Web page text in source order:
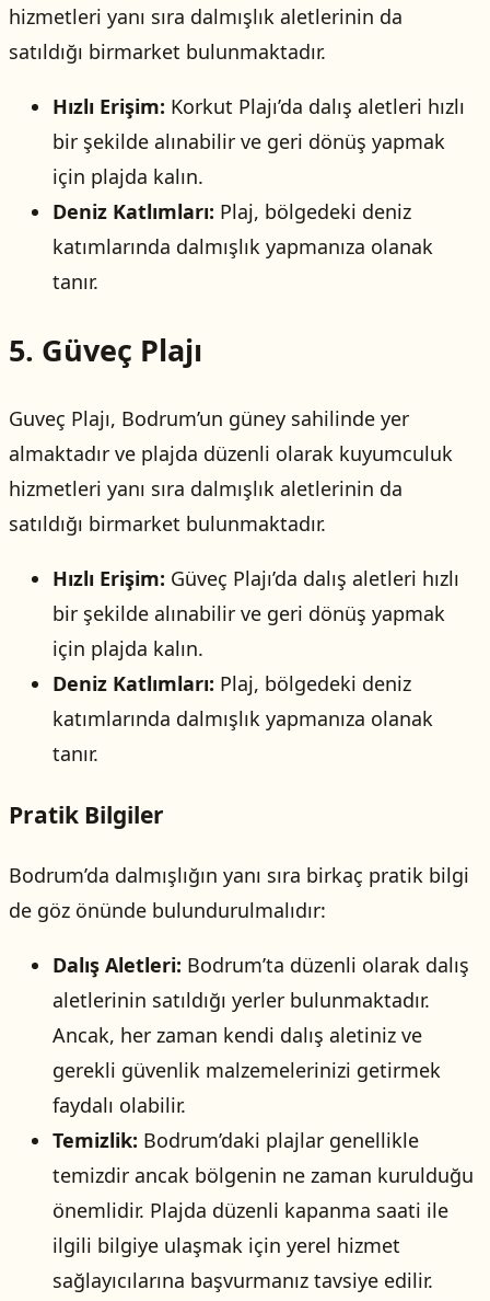
hizmetleri yanı sıra dalmışlık aletlerinin da
satıldığı birmarket bulunmaktadır.
Hızlı Erişim: Korkut Plajı’da dalış aletleri hızlı
bir şekilde alınabilir ve geri dönüş yapmak
için plajda kalın.
Deniz Katlımları: Plaj, bölgedeki deniz
katımlarında dalmışlık yapmanıza olanak
tanır.
5. Güveç Plajı
Guveç Plajı, Bodrum’un güney sahilinde yer
almaktadır ve plajda düzenli olarak kuyumculuk
hizmetleri yanı sıra dalmışlık aletlerinin da
satıldığı birmarket bulunmaktadır.
Hızlı Erişim: Güveç Plajı’da dalış aletleri hızlı
bir şekilde alınabilir ve geri dönüş yapmak
için plajda kalın.
Deniz Katlımları: Plaj, bölgedeki deniz
katımlarında dalmışlık yapmanıza olanak
tanır.
Pratik Bilgiler
Bodrum’da dalmışlığın yanı sıra birkaç pratik bilgi
de göz önünde bulundurulmalıdır:
Dalış Aletleri: Bodrum’ta düzenli olarak dalış
aletlerinin satıldığı yerler bulunmaktadır.
Ancak, her zaman kendi dalış aletiniz ve
gerekli güvenlik malzemelerinizi getirmek
faydalı olabilir.
Temizlik: Bodrum’daki plajlar genellikle
temizdir ancak bölgenin ne zaman kurulduğu
önemlidir. Plajda düzenli kapanma saati ile
ilgili bilgiye ulaşmak için yerel hizmet
sağlayıcılarına başvurmanız tavsiye edilir.